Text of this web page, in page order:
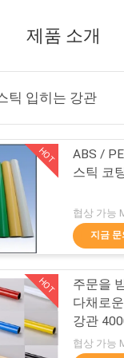
연결관
결합
제품 소개
틱 입히는 강관
HOT
ABS /
스틱 코
협상 가능
지금 문
HOT
주문을
다채로
강관
협상 가능